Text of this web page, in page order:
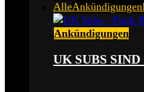
AlleAnkündigungen
Ankündigungen
UK SUBS